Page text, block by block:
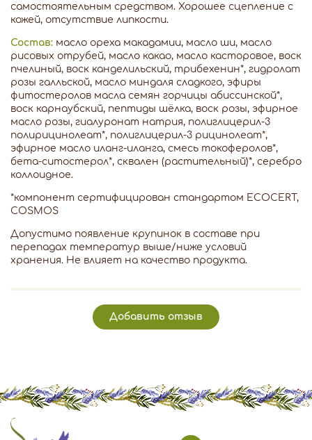
самостоятельным средством. Хорошее сцепление с
кожей, отсутствие липкости.
Состав: масло ореха макадамии, масло ши, масло
рисовых отрубей, масло какао, масло касторовое, воск
пчелиный, воск канделильский, трибехенин*, гидролат
розы галльской, масло миндаля сладкого, эфиры
фитостеролов масла семян горчицы абиссинской*,
воск карнаубский, пептиды шёлка, воск розы, эфирное
масло розы, гиалуронат натрия, полиглицерил-3
полирицинолеат*, полиглицерил-3 рицинолеат*,
эфирное масло иланг-иланга, смесь токоферолов*,
бета-ситостерол*, сквален (растительный)*, серебро
коллоидное.
*компонент сертифицирован стандартом ECOCERT,
COSMOS
Допустимо появление крупинок в составе при
перепадах температур выше/ниже условий
хранения. Не влияет на качество продукта.
Добавить отзыв